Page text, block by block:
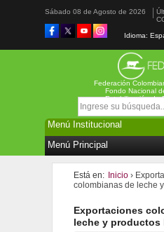
Sábado 08 de Agosto de 2026
Idioma:
Federación
Formulario
Fondo Nacional
Estabilización de
Está en: Inicio›
colombianas de leche
Exportaciones
leche y productos